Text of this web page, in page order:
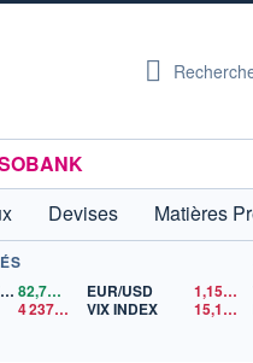
Devises Matières
PÉTROLE BRENT
82,70$US
4 237,31 $US
EUR/USD 1,1522
VIX INDEX
15,17